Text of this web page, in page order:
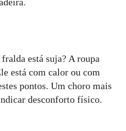
está suja? A roupa
está com calor ou com
pontos. Um choro mais
desconforto físico.